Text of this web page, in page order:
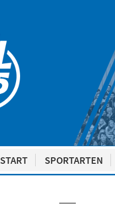
START SPORTARTEN